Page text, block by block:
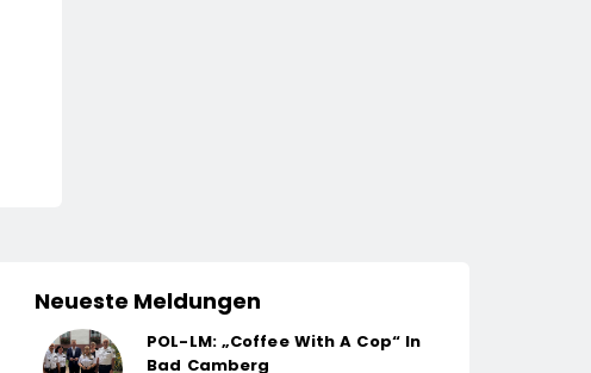
Neueste Meldungen
POL-LM: „Coffee With A Cop“ In
Bad Camberg